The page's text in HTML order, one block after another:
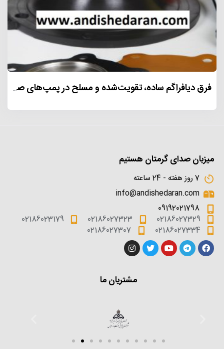
فرق دیافراگم ساده، تقویت‌شده و مسلح در پمپ‌های صنعتی چیست؟
میزبان صدای گرمتان هستیم
7 روز هفته - 24 ساعته
info@andishedaran.com
09192021798
02186027329
02186027323
02186023179
02186027334
02186027307
مشتریان ما